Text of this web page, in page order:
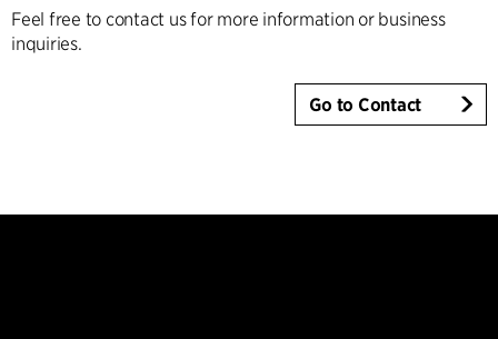
Feel free to contact us for more information or business
inquiries.
Go to Contact